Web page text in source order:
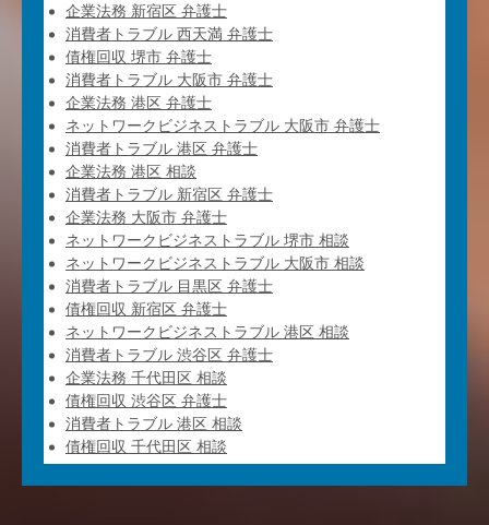
企業法務 新宿区 弁護士
消費者トラブル 西天満 弁護士
債権回収 堺市 弁護士
消費者トラブル 大阪市 弁護士
企業法務 港区 弁護士
ネットワークビジネストラブル 大阪市 弁護士
消費者トラブル 港区 弁護士
企業法務 港区 相談
消費者トラブル 新宿区 弁護士
企業法務 大阪市 弁護士
ネットワークビジネストラブル 堺市 相談
ネットワークビジネストラブル 大阪市 相談
消費者トラブル 目黒区 弁護士
債権回収 新宿区 弁護士
ネットワークビジネストラブル 港区 相談
消費者トラブル 渋谷区 弁護士
企業法務 千代田区 相談
債権回収 渋谷区 弁護士
消費者トラブル 港区 相談
債権回収 千代田区 相談